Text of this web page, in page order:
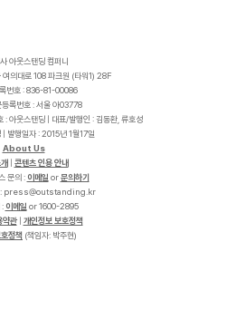
아웃스탠딩 컴퍼니
여의대로 108 파크원 (타워1) 28F
번호 : 836-81-00086
등록번호 : 서울 아03778
아웃스탠딩 | 대표/발행인 : 김동환, 류호성
| 발행일자 : 2015년 1월17일
About Us
콘텐츠 인용 안내
문의 : 이메일 or문의하기
r
k
.
g
n
i
d
n
a
t
s
t
u
o
@
s
s
e
r
p
: 이메일 or 1600-2895
약관| 개인정보 보호정책
정책 (책임자: 박주현)